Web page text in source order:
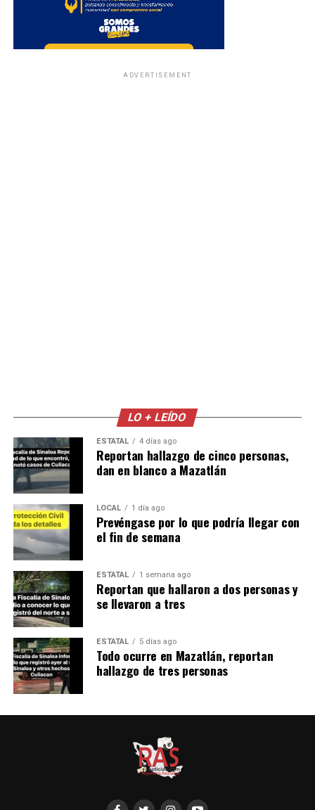
ADVERTISEMENT
LO + LEÍDO
ESTATAL 4 días ago
Reportan hallazgo de cinco personas,
dan en blanco a Mazatlán
LOCAL 1 día ago
Prevéngase por lo que podría llegar con
el fin de semana
ESTATAL 1 semana ago
Reportan que hallaron a dos personas y
se llevaron a tres
ESTATAL 5 días ago
Todo ocurre en Mazatlán, reportan
hallazgo de tres personas